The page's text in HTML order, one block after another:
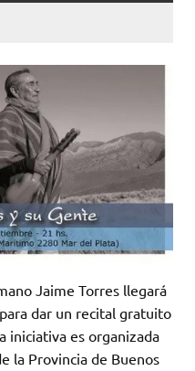
Jaime Torres llegará
dar un recital gratuito
iniciativa es organizada
la Provincia de Buenos